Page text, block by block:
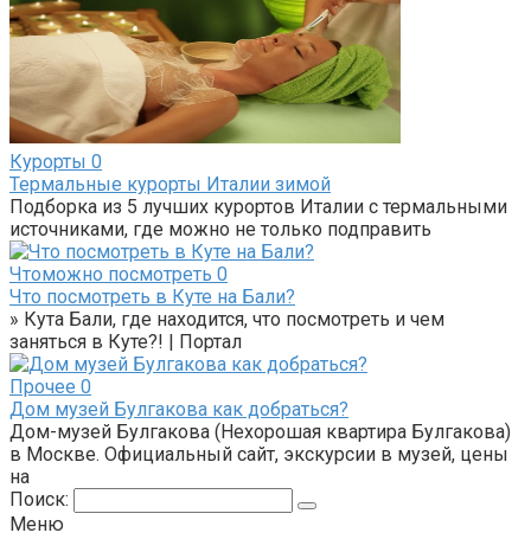
Курорты 0
Термальные курорты Италии зимой
Подборка из 5 лучших курортов Италии с термальными
источниками, где можно не только подправить
Чтоможно посмотреть 0
Что посмотреть в Куте на Бали?
» Кута Бали, где находится, что посмотреть и чем
заняться в Куте?! | Портал
Прочее 0
Дом музей Булгакова как добраться?
Дом-музей Булгакова (Нехорошая квартира Булгакова)
в Москве. Официальный сайт, экскурсии в музей, цены
на
Поиск:
Меню